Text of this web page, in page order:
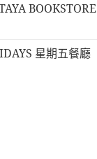
BOOKSTORE
星期五餐廳